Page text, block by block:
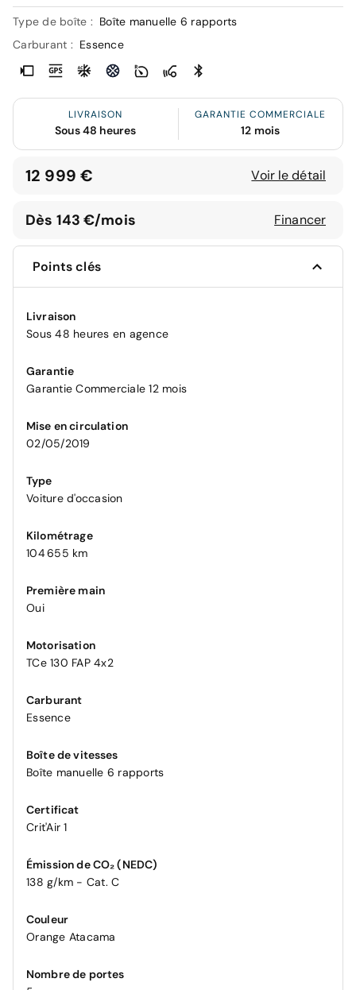
Type de boîte : Boîte manuelle 6 rapports
Carburant : Essence
LIVRAISON
Sous 48 heures
GARANTIE COMMERCIALE
12 mois
12 999 € Voir le détail
Dès 143 €/mois Financer
Points clés
Livraison
Sous 48 heures en agence
Garantie
Garantie Commerciale 12 mois
Mise en circulation
02/05/2019
Type
Voiture d'occasion
Kilométrage
104 655 km
Première main
Oui
Motorisation
TCe 130 FAP 4x2
Carburant
Essence
Boîte de vitesses
Boîte manuelle 6 rapports
Certificat
Crit'Air 1
Émission de CO₂ (NEDC)
138 g/km - Cat. C
Couleur
Orange Atacama
Nombre de portes